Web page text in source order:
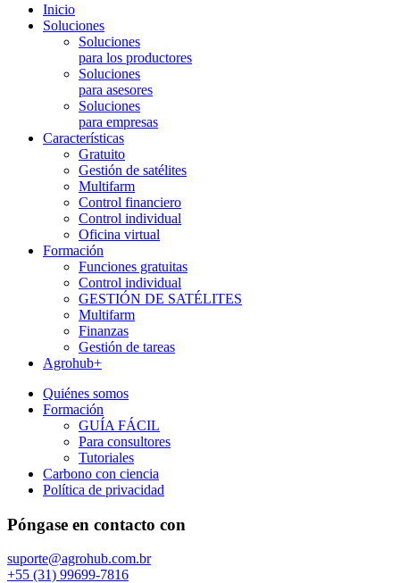
Inicio
Soluciones
Soluciones
para los productores
Soluciones
para asesores
Soluciones
para empresas
Características
Gratuito
Gestión de satélites
Multifarm
Control financiero
Control individual
Oficina virtual
Formación
Funciones gratuitas
Control individual
GESTIÓN DE SATÉLITES
Multifarm
Finanzas
Gestión de tareas
Agrohub+
Quiénes somos
Formación
GUÍA FÁCIL
Para consultores
Tutoriales
Carbono con ciencia
Política de privacidad
Póngase en contacto con
suporte@agrohub.com.br
+55 (31) 99699-7816